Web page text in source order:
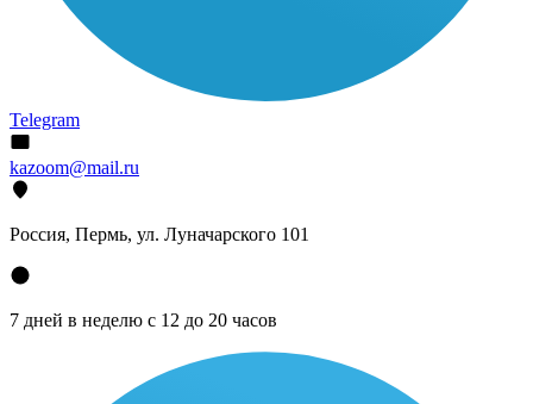
Telegram
kazoom@mail.ru
Россия, Пермь, ул. Луначарского 101
7 дней в неделю с 12 до 20 часов